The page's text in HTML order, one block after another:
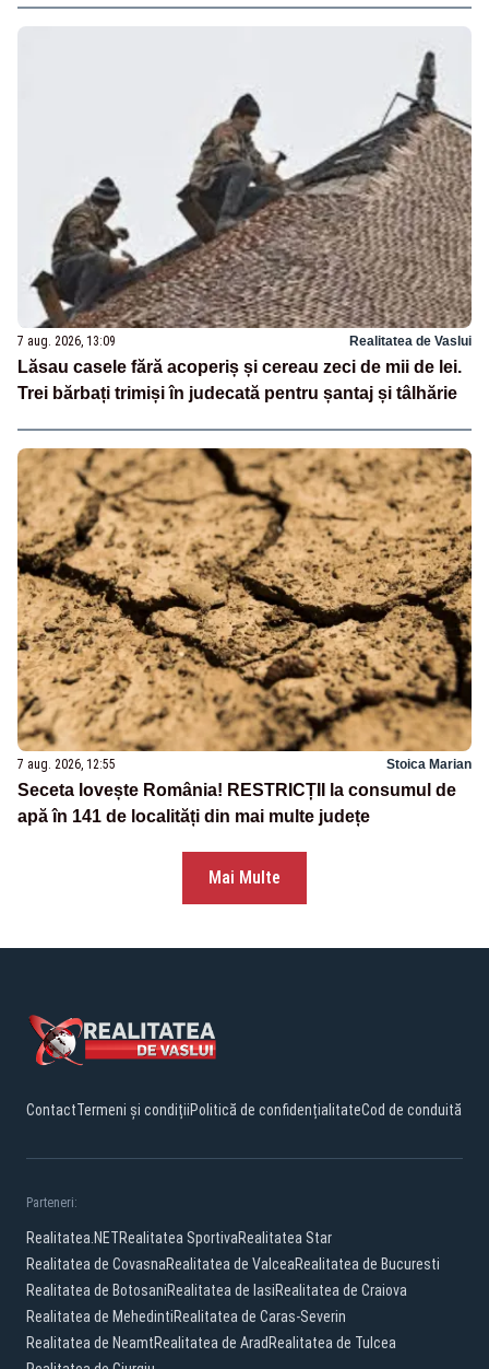
7 aug. 2026, 13:09 Realitatea de Vaslui
Lăsau casele fără acoperiș și cereau zeci de mii de lei.
Trei bărbați trimiși în judecată pentru șantaj și tâlhărie
7 aug. 2026, 12:55 Stoica Marian
Seceta lovește România! RESTRICȚII la consumul de
apă în 141 de localități din mai multe județe
Mai Multe
ContactTermeni și condițiiPolitică de confidențialitateCod de conduită
Parteneri:
Realitatea.NETRealitatea SportivaRealitatea Star
Realitatea de CovasnaRealitatea de ValceaRealitatea de Bucuresti
Realitatea de BotosaniRealitatea de IasiRealitatea de Craiova
Realitatea de MehedintiRealitatea de Caras-Severin
Realitatea de NeamtRealitatea de Arad Realitatea de Tulcea